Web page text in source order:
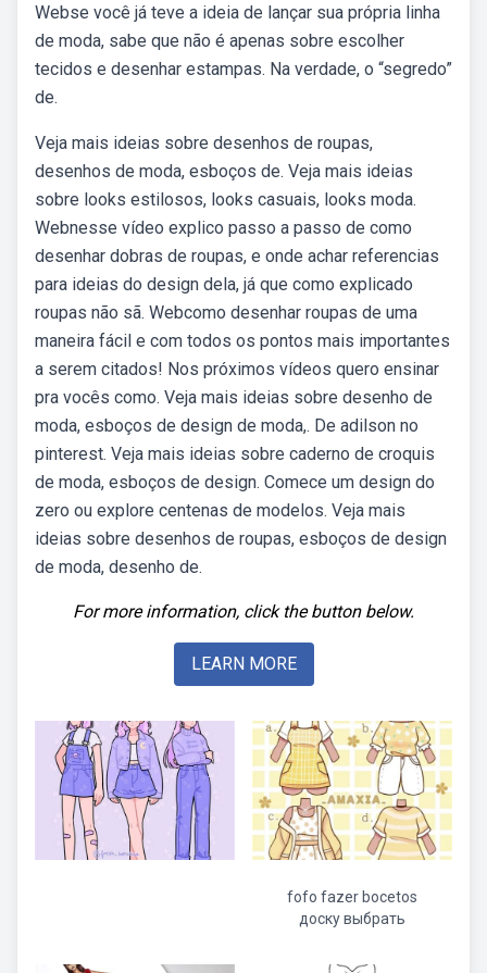
Webse você já teve a ideia de lançar sua própria linha
de moda, sabe que não é apenas sobre escolher
tecidos e desenhar estampas. Na verdade, o “segredo”
de.
Veja mais ideias sobre desenhos de roupas,
desenhos de moda, esboços de. Veja mais ideias
sobre looks estilosos, looks casuais, looks moda.
Webnesse vídeo explico passo a passo de como
desenhar dobras de roupas, e onde achar referencias
para ideias do design dela, já que como explicado
roupas não sã. Webcomo desenhar roupas de uma
maneira fácil e com todos os pontos mais importantes
a serem citados! Nos próximos vídeos quero ensinar
pra vocês como. Veja mais ideias sobre desenho de
moda, esboços de design de moda,. De adilson no
pinterest. Veja mais ideias sobre caderno de croquis
de moda, esboços de design. Comece um design do
zero ou explore centenas de modelos. Veja mais
ideias sobre desenhos de roupas, esboços de design
de moda, desenho de.
For more information, click the button below.
LEARN MORE
fofo fazer bocetos
доску выбрать